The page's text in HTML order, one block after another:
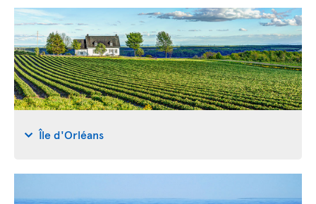
Île d'Orléans